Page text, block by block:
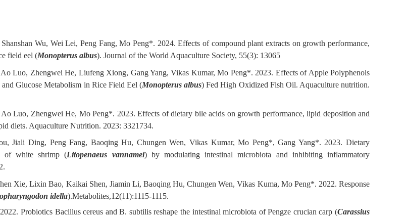
Wu, Wei Lei, Peng Fang, Mo Peng*. 2024. Effects of compound plant extracts on growth performance,
field eel (Monopterus albus). Journal of the World Aquaculture Society, 55(3): 13065
Luo, Zhengwei He, Liufeng Xiong, Gang Yang, Vikas Kumar, Mo Peng*. 2023. Effects of Apple Polyphenols
Glucose Metabolism in Rice Field Eel (Monopterus albus) Fed High Oxidized Fish Oil. Aquaculture nutrition.
Ao Luo, Zhengwei He, Mo Peng*. 2023. Effects of dietary bile acids on growth performance, lipid deposition and
diets. Aquaculture Nutrition. 2023: 3321734.
Jiali Ding, Peng Fang, Baoqing Hu, Chungen Wen, Vikas Kumar, Mo Peng*, Gang Yang*. 2023. Dietary
of white shrimp (Litopenaeus vannamei) by modulating intestinal microbiota and inhibiting inflammatory
Xie, Lixin Bao, Kaikai Shen, Jiamin Li, Baoqing Hu, Chungen Wen, Vikas Kuma, Mo Peng*. 2022. Response
idella).Metabolites,12(11):1115-1115.
Probiotics Bacillus cereus and B. subtilis reshape the intestinal microbiota of Pengze crucian carp (Carassius